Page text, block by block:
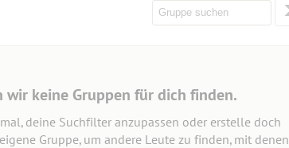
wir keine Gruppen für dich finden.
deine Suchfilter anzupassen oder erstelle doch
Gruppe, um andere Leute zu finden, mit denen